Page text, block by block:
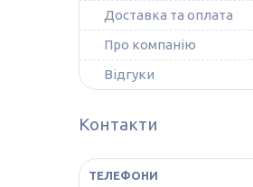
Доставка та оплата
Про компанію
Відгуки
Контакти